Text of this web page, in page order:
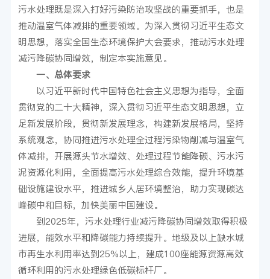
污水处理既是深入打好污染防治攻坚战的重要抓手，也是
推动温室气体减排的重要领域。为深入贯彻习近平生态文
明思想，落实全国生态环境保护大会要求，推动污水处理
减污降碳协同增效，制定本实施意见。
一、总体要求
以习近平新时代中国特色社会主义思想为指导，全面
贯彻党的二十大精神，深入贯彻习近平生态文明思想，立
足新发展阶段，贯彻新发展理念，构建新发展格局，坚持
系统观念，协同推进污水处理全过程污染物削减与温室气
体减排，开展源头节水增效、处理过程节能降碳、污水污
泥资源化利用，全面提高污水处理综合效能，提升环境基
础设施建设水平，推进城乡人居环境整治，助力实现碳达
峰碳中和目标，加快美丽中国建设。
到2025年，污水处理行业减污降碳协同增效取得积极
进展，能效水平和降碳能力持续提升。地级及以上缺水城
市再生水利用率达到25%以上，建成100座能源资源高效
循环利用的污水处理绿色低碳标杆厂。